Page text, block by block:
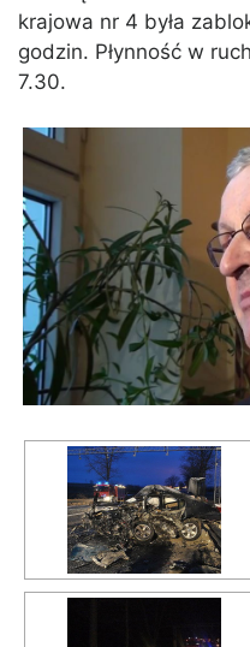
krajowa nr 4 była
godzin. Płynność w
7.30.